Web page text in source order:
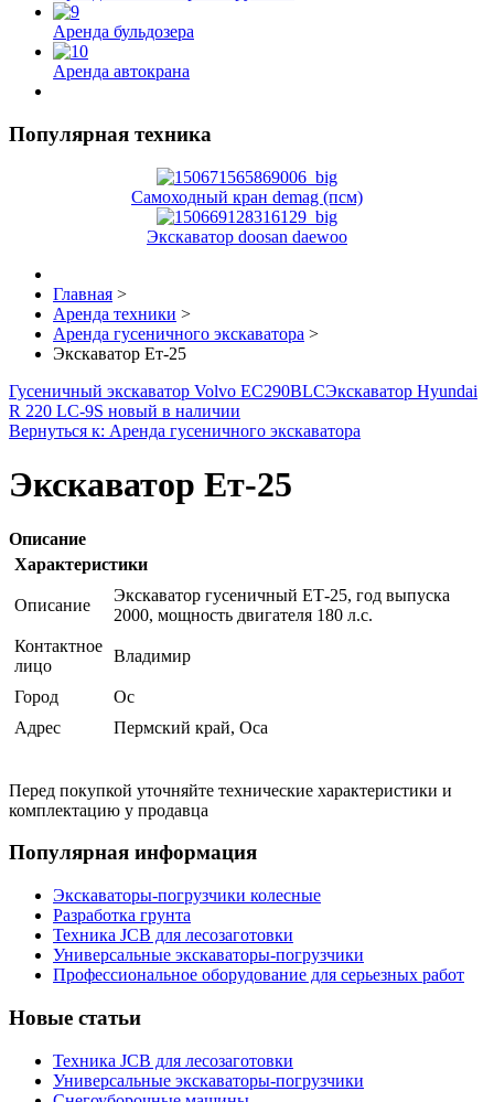
Аренда бульдозера
Аренда автокрана
Популярная техника
Самоходный кран demag (псм)
Экскаватор doosan daewoo
Главная >
Аренда техники >
Аренда гусеничного экскаватора >
Экскаватор Ет-25
Гусеничный экскаватор Volvo EC290BLCЭкскаватор Hyundai
R 220 LC-9S новый в наличии
Вернуться к: Аренда гусеничного экскаватора
Экскаватор Ет-25
Описание
Характеристики
Описание
Экскаватор гусеничный ЕТ-25, год выпуска
2000, мощность двигателя 180 л.с.
Контактное
лицо
Владимир
Город
Ос
Адрес
Пермский край, Оса
Перед покупкой уточняйте технические характеристики и
комплектацию у продавца
Популярная информация
Экскаваторы-погрузчики колесные
Разработка грунта
Техника JCB для лесозаготовки
Универсальные экскаваторы-погрузчики
Профессиональное оборудование для серьезных работ
Новые статьи
Техника JCB для лесозаготовки
Универсальные экскаваторы-погрузчики